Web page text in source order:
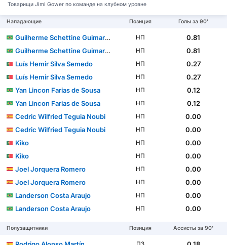
Товарищи Jimi Gower по команде на клубном уровне
Нападающие Позиция Голы за 90'
Guilherme Schettine Guimarães НП
0.81
Guilherme Schettine Guimarães
НП
0.81
Luís Hemir Silva Semedo
НП
0.27
Luís Hemir Silva Semedo
НП
0.27
Yan Lincon Farias de Sousa
НП
0.12
Yan Lincon Farias de Sousa
НП
0.12
Cedric Wilfried Teguia Noubi
НП
0.00
Cedric Wilfried Teguia Noubi
НП
0.00
Kiko
НП
0.00
Kiko
НП
0.00
Joel Jorquera Romero
НП
0.00
Joel Jorquera Romero
НП
0.00
Landerson Costa Araujo
НП
0.00
Landerson Costa Araujo
НП 0.00
Полузащитники Позиция Ассисты за 90'